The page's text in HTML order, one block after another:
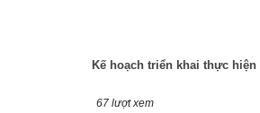
Kế hoạch triển khai thực hiện
67 lượt xem